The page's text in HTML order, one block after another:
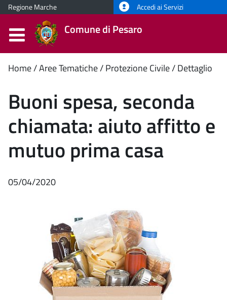
Regione Marche Accedi ai Servizi
Comune di Pesaro
Contenuto
principale
Home Aree Tematiche Protezione Civile Dettaglio
Buoni spesa, seconda
chiamata: aiuto affitto e
mutuo prima casa
05/04/2020